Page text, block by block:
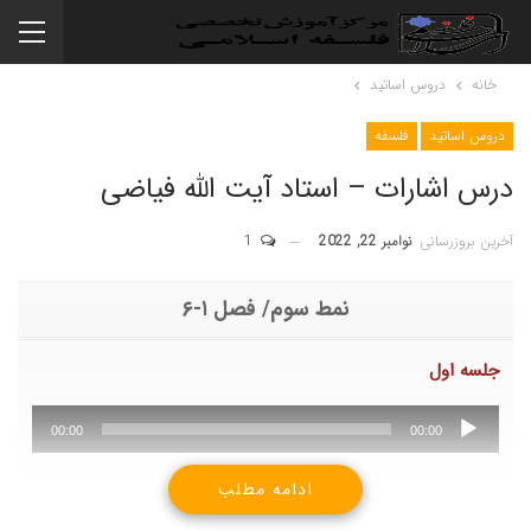
خانه دروس اساتید
دروس اساتید فلسفه
درس اشارات – استاد آیت الله فیاضی
آخرین بروزرسانی نوامبر 22, 2022
نمط سوم/ فصل ۱-۶
جلسه اول
پخش‌کننده
صوت
00:00
00:00
ادامه مطلب